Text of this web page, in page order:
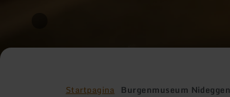
Startpagina Burgenmuseum Nideggen